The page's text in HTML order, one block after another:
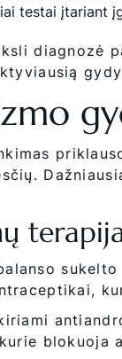
testai įtariant
diagnozė
blokuoja